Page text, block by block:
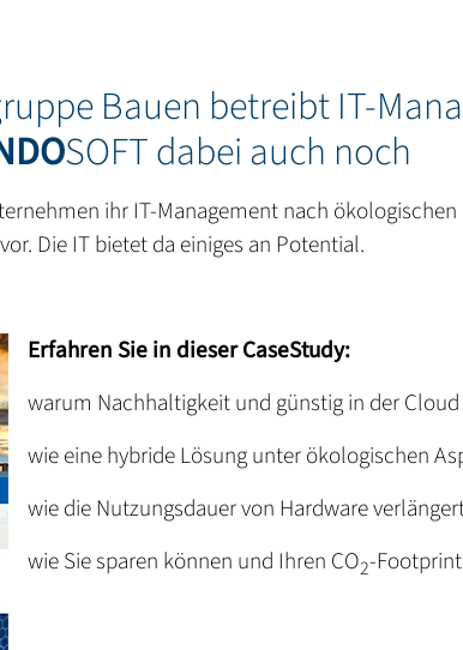
Bauen betreibt IT-
SOFT dabei auch noch
ihr IT-Management nach
Die IT bietet da einiges an Potential.
Erfahren Sie in dieser CaseStudy:
warum Nachhaltigkeit und günstig in der
wie eine hybride Lösung unter ökologischen
wie die Nutzungsdauer von Hardware
wie Sie sparen können und Ihren CO2-